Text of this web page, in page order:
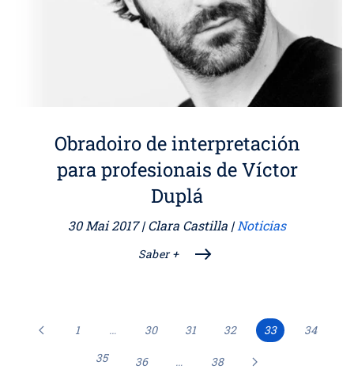
Obradoiro de interpretación
para profesionais de Víctor
Duplá
30 Mai 2017| Clara Castilla | Noticias
Saber +
1 … 30 31 32 33
34
35
36 … 38